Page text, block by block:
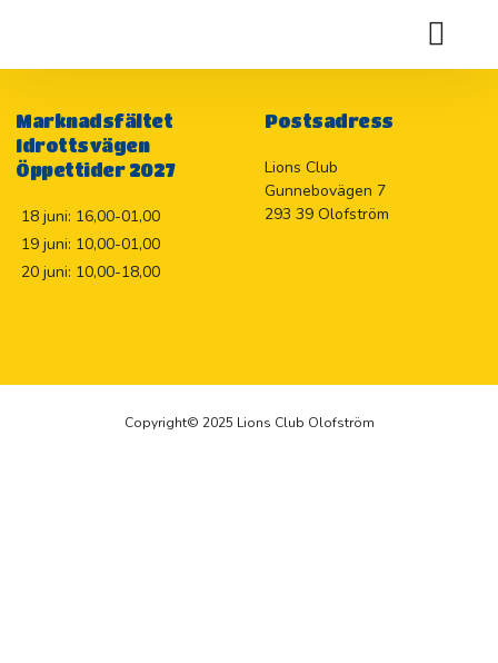
Postsadress
Lions Club
Gunnebovägen 7
293 39 Olofström
Marknadsfältet
Idrottsvägen
Öppettider 2027
18 juni: 16,00-01,00
19 juni: 10,00-01,00
20 juni: 10,00-18,00
Copyright© 2025 Lions Club Olofström